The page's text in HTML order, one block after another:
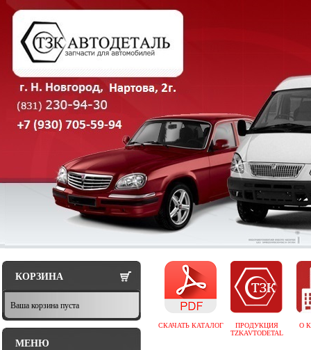
СКАЧАТЬ КАТАЛОГ
ПРОДУКЦИЯ
TZKAVTODETAL
О
КОРЗИНА
Ваша корзина пуста
МЕНЮ